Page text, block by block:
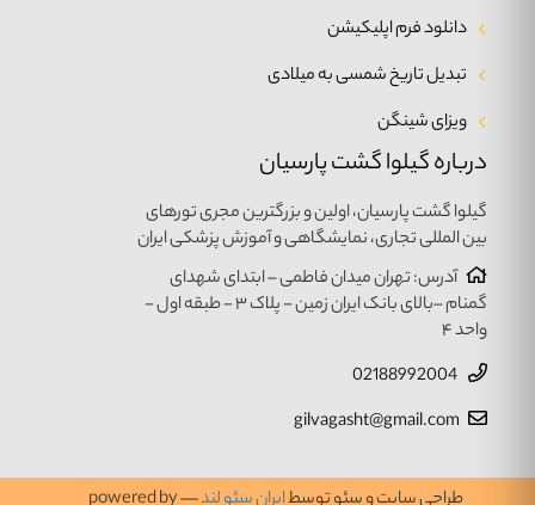
درباره گیلوا گشت پارسیان
گیلوا گشت پارسیان، اولین و بزرگترین مجری تورهای
بین المللی تجاری، نمایشگاهی و آموزش پزشکی ایران
آدرس: تهران میدان فاطمی – ابتدای شهدای
گمنام –بالای بانک ایران زمین - پلاک ۳ - طبقه اول -
واحد ۴
gilvagasht@gmail.com
دانلود فرم اپلیکیشن
تبدیل تاریخ شمسی به میلادی
ویزای شینگن